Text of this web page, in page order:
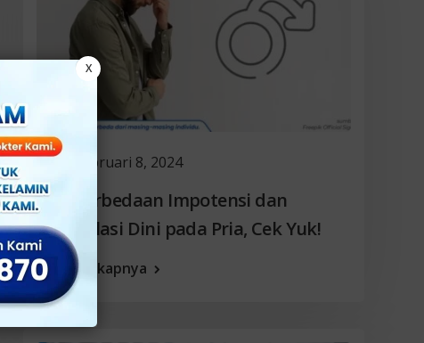
Februari 8, 2024
Ini Perbedaan Impotensi dan
Ejakulasi Dini pada Pria, Cek Yuk!
Selengkapnya
X